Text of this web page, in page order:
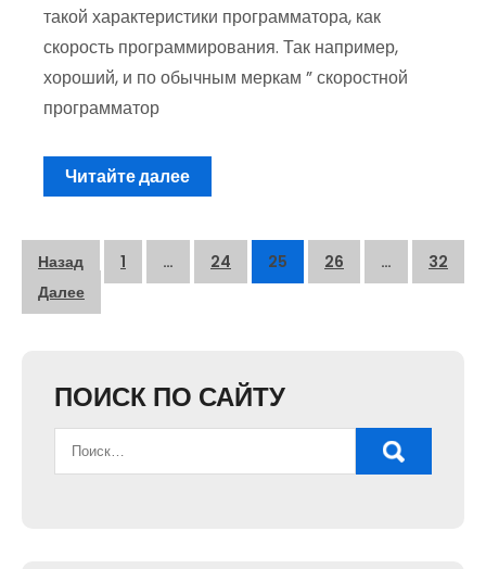
такой характеристики программатора, как
скорость программирования. Так например,
хороший, и по обычным меркам ” скоростной
программатор
Читайте далее
Пагинация
записей
Назад 1 … 24 25 26 …
32
Далее
ПОИСК ПО САЙТУ